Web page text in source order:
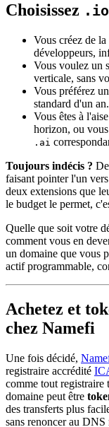
Choisissez .io
Vous créez de
développeurs,
Vous voulez un
verticale, sans
Vous préférez
standard d'un an.
Vous êtes à
horizon, ou
.ai
Toujours indécis ?
faisant pointer l'un
deux extensions que
le budget le permet,
Quelle que soit votre
comment vous en
un domaine que vous
actif programmable,
Achetez et
chez Namefi
Une fois décidé,
registraire accrédité
comme tout
domaine peut être
des transferts plus
sans renoncer au